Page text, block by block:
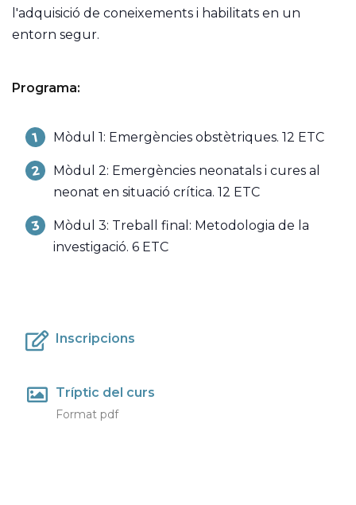
l'adquisició de coneixements i habilitats en un
entorn segur.
Programa:
Mòdul 1: Emergències obstètriques. 12 ETC
Mòdul 2: Emergències neonatals i cures al
neonat en situació crítica. 12 ETC
Mòdul 3: Treball final: Metodologia de la
investigació. 6 ETC
Inscripcions
Tríptic del curs
Format pdf